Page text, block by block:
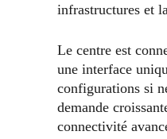
infrastructures et
Le centre est
une interface
configurations si
demande
connectivité